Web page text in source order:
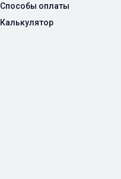
Способы оплаты
Калькулятор